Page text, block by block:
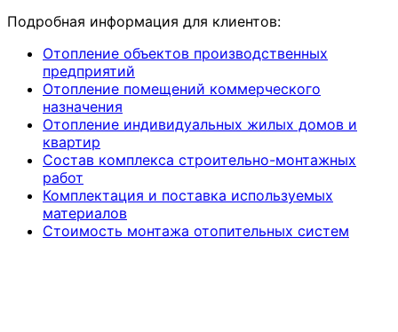
Подробная информация для клиентов:
Отопление объектов производственных
предприятий
Отопление помещений коммерческого
назначения
Отопление индивидуальных жилых домов и
квартир
Состав комплекса строительно-монтажных
работ
Комплектация и поставка используемых
материалов
Стоимость монтажа отопительных систем